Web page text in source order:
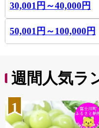
30,001円～40,000円
50,001円～100,000円
週間人気ラ
1